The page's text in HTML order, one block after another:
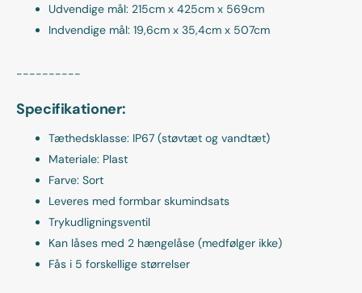
Udvendige mål: 215cm x 425cm x 569cm
Indvendige mål: 19,6cm x 35,4cm x 507cm
----------
Specifikationer:
Tæthedsklasse: IP67 (støvtæt og vandtæt)
Materiale: Plast
Farve: Sort
Leveres med formbar skumindsats
Trykudligningsventil
Kan låses med 2 hængelåse (medfølger ikke)
Fås i 5 forskellige størrelser